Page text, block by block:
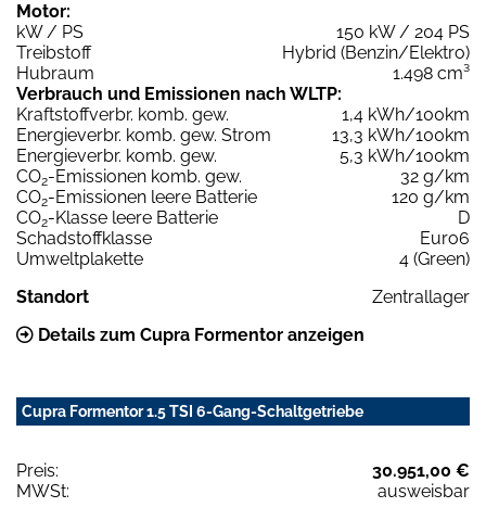
Motor:
kW / PS
150 kW / 204 PS
Treibstoff
Hybrid (Benzin/Elektro)
Hubraum
1.498 cm³
Verbrauch und Emissionen nach WLTP:
Kraftstoffverbr. komb. gew.
1,4 kWh/100km
Energieverbr. komb. gew. Strom
13,3 kWh/100km
Energieverbr. komb. gew.
5,3 kWh/100km
CO2-Emissionen komb. gew.
32 g/km
CO2-Emissionen leere Batterie
120 g/km
CO2-Klasse leere Batterie
D
Schadstoffklasse
Euro6
Umweltplakette
4 (Green)
Standort
Zentrallager
Details zum Cupra Formentor anzeigen
Cupra Formentor 1.5 TSI 6-Gang-Schaltgetriebe
Preis:
30.951,00 €
MWSt:
ausweisbar